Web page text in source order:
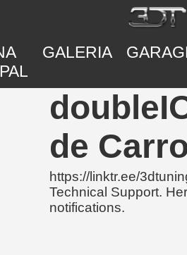
GALERIA
de
https://linktr.ee/
Technical Support.
notifications.